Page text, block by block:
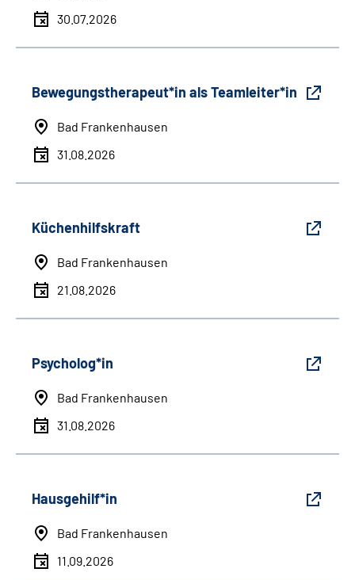
30.07.2026
Bewegungstherapeut*in als Teamleiter*in
Bad Frankenhausen
31.08.2026
Küchenhilfskraft
Bad Frankenhausen
21.08.2026
Psycholog*in
Bad Frankenhausen
31.08.2026
Hausgehilf*in
Bad Frankenhausen
11.09.2026